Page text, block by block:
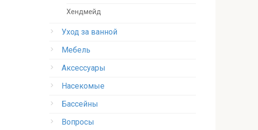
Хендмейд
Уход за ванной
Мебель
Аксессуары
Насекомые
Бассейны
Вопросы